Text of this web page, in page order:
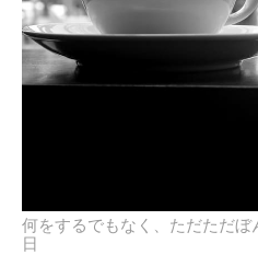
何をするでもなく、ただただ
日